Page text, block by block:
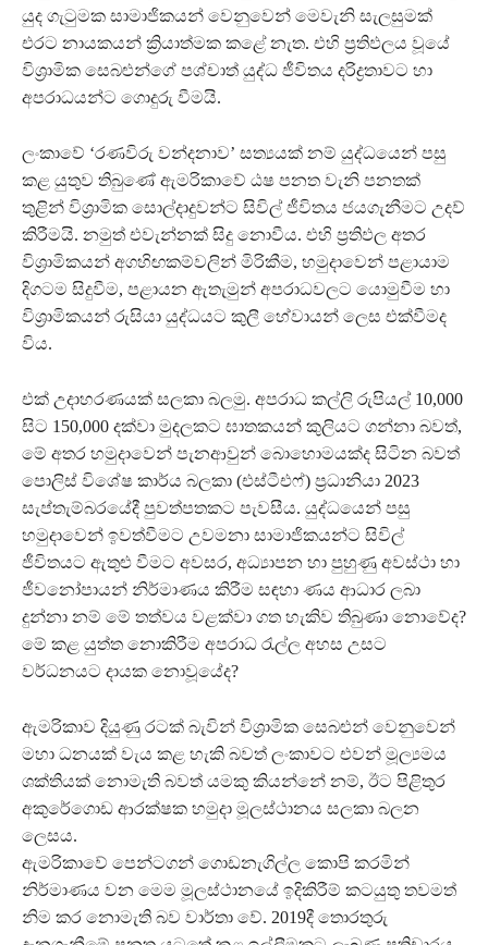
යුද ගැටුමක සාමාජිකයන් වෙනුවෙන් මෙවැනි සැලසුමක්
එරට නායකයන් ක්‍රියාත්මක කළේ නැත. එහි ප්‍රතිඵලය වූයේ
විශ්‍රාමික සෙබළුන්ගේ පශ්චාත් යුද්ධ ජීවිතය දරිද්‍රතාවට හා
අපරාධයන්ට ගොදුරු වීමයි.
ලංකාවේ ‘රණවිරු වන්දනාව’ සත්‍යයක් නම් යුද්ධයෙන් පසු
කළ යුතුව තිබුණේ ඇමරිකාවේ ඨෂ පනත වැනි පනතක්
තුළින් විශ්‍රාමික සොල්දාදුවන්ට සිවිල් ජීවිතය ජයගැනීමට උදව්
කිරීමයි. නමුත් එවැන්නක් සිදු නොවීය. එහි ප්‍රතිඵල අතර
විශ්‍රාමිකයන් අගහිඟකම්වලින් මිරිකීම, හමුදාවෙන් පළායාම
දිගටම සිදුවීම, පළායන ඇතැමුන් අපරාධවලට යොමුවීම හා
විශ්‍රාමිකයන් රුසියා යුද්ධයට කුලී හේවායන් ලෙස එක්වීමද
විය.
එක් උදාහරණයක් සලකා බලමු. අපරාධ කල්ලි රුපියල් 10,000
සිට 150,000 දක්වා මුදලකට ඝාතකයන් කුලියට ගන්නා බවත්,
මේ අතර හමුදාවෙන් පැනආවුන් බොහොමයක්ද සිටින බවත්
පොලිස් විශේෂ කාර්ය බලකා (එස්ටීඑෆ්) ප්‍රධානියා 2023
සැප්තැම්බරයේදී පුවත්පතකට පැවසීය. යුද්ධයෙන් පසු
හමුදාවෙන් ඉවත්වීමට උවමනා සාමාජිකයන්ට සිවිල්
ජීවිතයට ඇතුළු වීමට අවසර, අධ්‍යාපන හා පුහුණු අවස්ථා හා
ජීවනෝපායන් නිර්මාණය කිරීම සඳහා ණය ආධාර ලබා
දුන්නා නම් මේ තත්වය වළක්වා ගත හැකිව තිබුණා නොවේද?
මේ කළ යුත්ත නොකිරීම අපරාධ රැල්ල අහස උසට
වර්ධනයට දායක නොවූයේද?
ඇමරිකාව දියුණු රටක් බැවින් විශ්‍රාමික සෙබළුන් වෙනුවෙන්
මහා ධනයක් වැය කළ හැකි බවත් ලංකාවට එවන් මූල්‍යමය
ශක්තියක් නොමැති බවත් යමකු කියන්නේ නම්, ඊට පිළිතුර
අකුරේගොඩ ආරක්ෂක හමුදා මූලස්ථානය සලකා බලන
ලෙසය.
ඇමරිකාවේ පෙන්ටගන් ගොඩනැගිල්ල කොපි කරමින්
නිර්මාණය වන මෙම මූලස්ථානයේ ඉදිකිරීම් කටයුතු තවමත්
නිම කර නොමැති බව වාර්තා වේ. 2019දී තොරතුරු